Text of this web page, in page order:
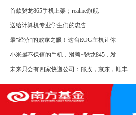
首款骁龙865手机上架；realme旗舰
送给计算机专业学生们的忠告
最“经济”的败家之眼！这台ROG主机让你
小米最不保值的手机，滑盖+骁龙845，发
未来只会有四家快递公司：邮政，京东，顺丰